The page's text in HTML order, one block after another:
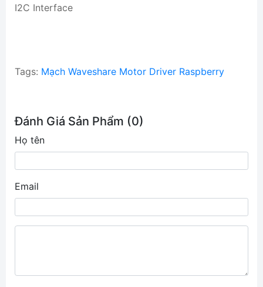
I2C Interface
Tags: Mạch Waveshare Motor Driver Raspberry
Đánh Giá Sản Phẩm (0)
Họ tên
Email